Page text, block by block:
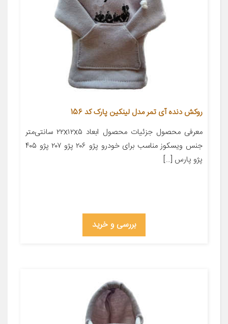
روکش دنده آی تمر مدل لینکین پارک کد 156
معرفی محصول جزئیات محصول ابعاد ۲۲x۱۲x۵ سانتی‌متر
جنس ویسکوز مناسب برای خودرو پژو ۲۰۶ پژو ۲۰۷ پژو ۴۰۵
پژو پارس […]
بررسی و خرید